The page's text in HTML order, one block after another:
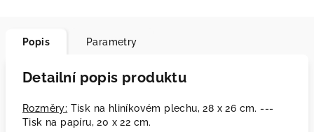
Popis Parametry
Detailní popis produktu
Rozměry: Tisk na hliníkovém plechu, 28 x 26 cm. ---
Tisk na papíru, 20 x 22 cm.